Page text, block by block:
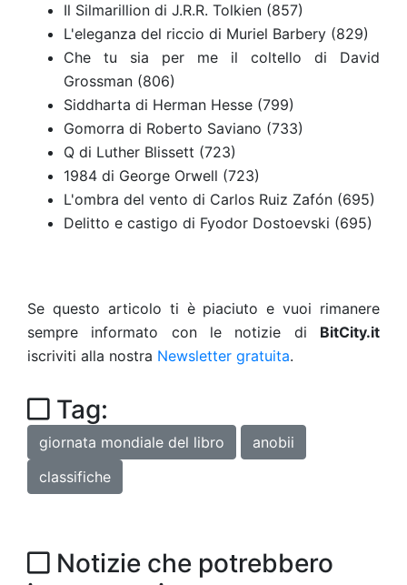
Il Silmarillion di J.R.R. Tolkien (857)
L'eleganza del riccio di Muriel Barbery (829)
Che tu sia per me il coltello di David
Grossman (806)
Siddharta di Herman Hesse (799)
Gomorra di Roberto Saviano (733)
Q di Luther Blissett (723)
1984 di George Orwell (723)
L'ombra del vento di Carlos Ruiz Zafón (695)
Delitto e castigo di Fyodor Dostoevski (695)
Se questo articolo ti è piaciuto e vuoi rimanere
sempre informato con le notizie di BitCity.it
iscriviti alla nostra Newsletter gratuita.
Tag:
giornata mondiale del libro
anobii
classifiche
Notizie che potrebbero